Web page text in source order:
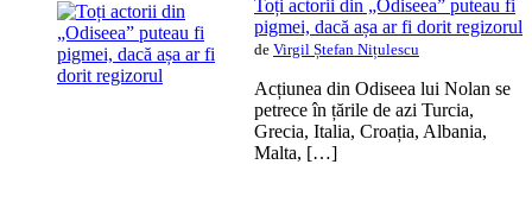
Toți actorii din „Odiseea” puteau fi
pigmei, dacă așa ar fi dorit regizorul
de Virgil Ștefan Nițulescu
Acțiunea din Odiseea lui Nolan se
petrece în țările de azi Turcia,
Grecia, Italia, Croația, Albania,
Malta, […]